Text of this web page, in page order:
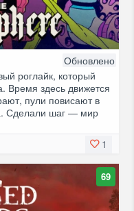
Обновлено
роглайк, который
Время здесь движется
пули повисают в
Сделали шаг — мир
1
69